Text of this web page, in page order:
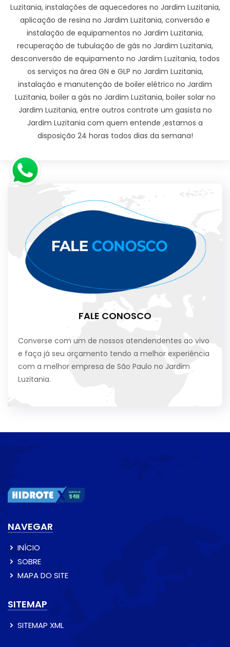
Luzitania, instalações de aquecedores no Jardim Luzitania,
aplicação de resina no Jardim Luzitania, conversão e
instalação de equipamentos no Jardim Luzitania,
recuperação de tubulação de gás no Jardim Luzitania,
desconversão de equipamento no Jardim Luzitania, todos
os serviços na área GN e GLP no Jardim Luzitania,
instalação e manutenção de boiler elétrico no Jardim
Luzitania, boiler a gás no Jardim Luzitania, boiler solar no
Jardim Luzitania, entre outros contrate um gasista no
Jardim Luzitania com quem entende ,estamos a
disposição 24 horas todos dias da semana!
FALE CONOSCO
Converse com um de nossos atendendentes ao vivo
e faça já seu orçamento tendo a melhor experiência
com a melhor empresa de São Paulo no Jardim
Luzitania.
NAVEGAR
INÍCIO
SOBRE
MAPA DO SITE
SITEMAP
SITEMAP XML